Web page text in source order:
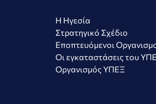
Η Ηγεσία
Στρατηγικό Σχέδιο
Εποπτευόμενοι
Οι εγκαταστάσεις του
Οργανισμός ΥΠΕΞ